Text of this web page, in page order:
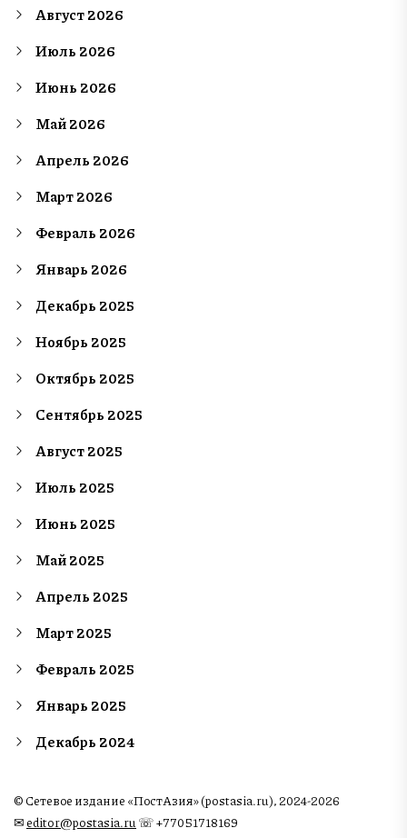
Август 2026
Июль 2026
Июнь 2026
Май 2026
Апрель 2026
Март 2026
Февраль 2026
Январь 2026
Декабрь 2025
Ноябрь 2025
Октябрь 2025
Сентябрь 2025
Август 2025
Июль 2025
Июнь 2025
Май 2025
Апрель 2025
Март 2025
Февраль 2025
Январь 2025
Декабрь 2024
© Сетевое издание «ПостАзия» (postasia.ru), 2024-2026
✉︎editor@postasia.ru ☏ +77051718169